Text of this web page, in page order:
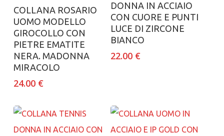
Aggiungi al carrello
COLLANA ROSARIO
UOMO MODELLO
GIROCOLLO CON
PIETRE EMATITE
NERA. MADONNA
MIRACOLO
24.00 €
DONNA IN ACCIAIO
CON CUORE E PUNTI
LUCE DI ZIRCONE
BIANCO
22.00 €